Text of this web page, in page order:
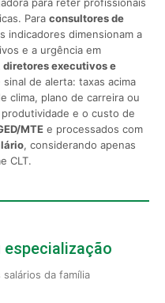
Para consultores de
indicadores dimensionam a
e a urgência em
diretores executivos e
sinal de alerta: taxas acima
clima, plano de carreira ou
e o custo de
MTE e processados com
, considerando apenas
CLT.
especialização
da família